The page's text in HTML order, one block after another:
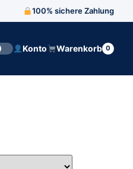
100% sichere Zahlung
Konto Warenkorb 0